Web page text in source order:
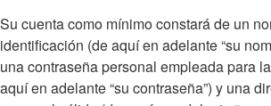
Su cuenta como mínimo constará de un
identificación (de aquí en adelante “su
una contraseña personal empleada para
aquí en adelante “su contraseña”) y una